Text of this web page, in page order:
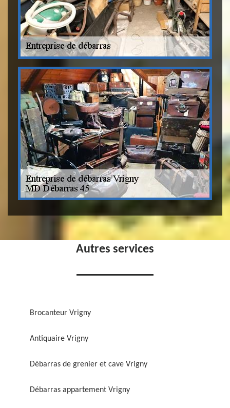
Autres services
Brocanteur Vrigny
Antiquaire Vrigny
Débarras de grenier et cave Vrigny
Débarras appartement Vrigny